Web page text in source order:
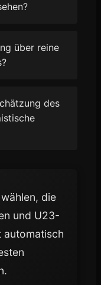
über reine
des
die
und U23-
automatisch